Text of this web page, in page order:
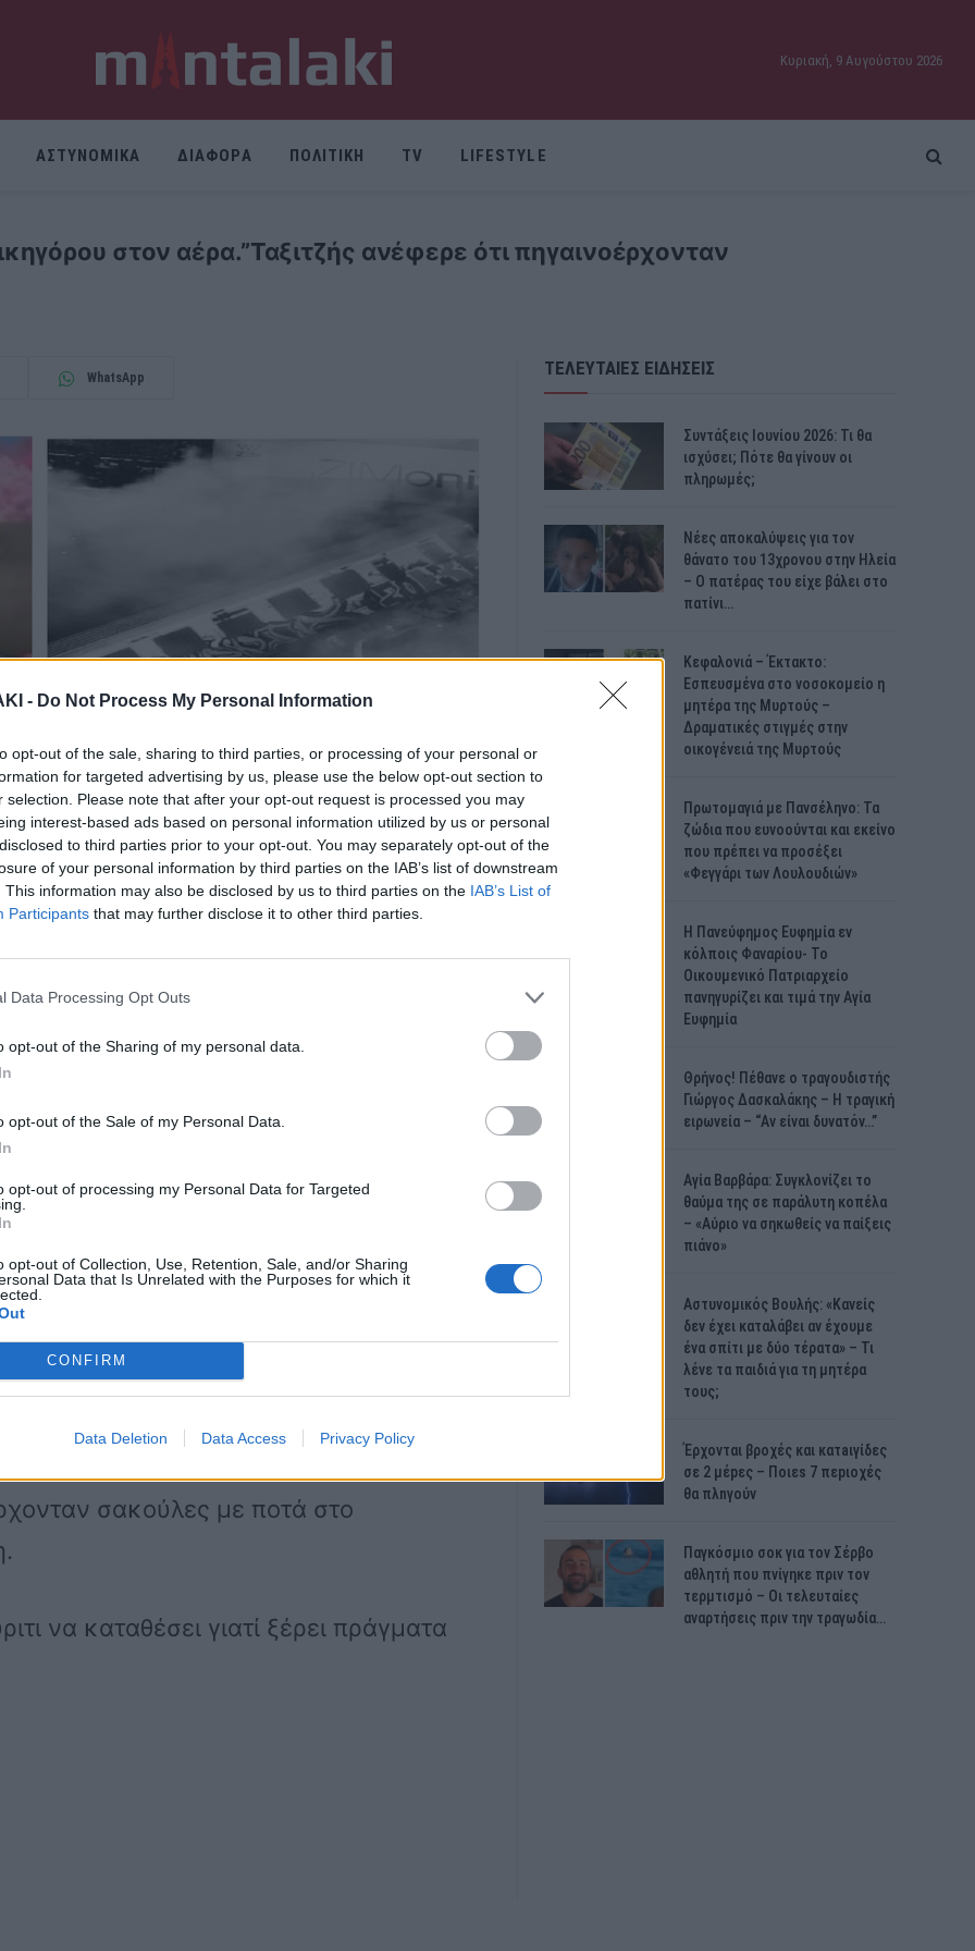
- Do Not Process My Personal Information
opt-out of the sale, sharing to third parties, or processing of your personal or
for targeted advertising by us, please use the below opt-out section to
selection. Please note that after your opt-out request is processed you may
interest-based ads based on personal information utilized by us or personal
to third parties prior to your opt-out. You may separately opt-out of the
of your personal information by third parties on the IAB’s list of downstream
This information may also be disclosed by us to third parties on the IAB’s List of
Participants that may further disclose it to other third parties.
Data Processing Opt Outs
opt-out of the Sharing of my personal data.
opt-out of the Sale of my Personal Data.
opt-out of processing my Personal Data for Targeted
opt-out of Collection, Use, Retention, Sale, and/or Sharing
Data that Is Unrelated with the Purposes for which it
CONFIRM
Data Deletion Data Access Privacy Policy
Κυριακή, 9 Αυγούστου 2026
ΑΣΤΥΝΟΜΙΚΑ ΔΙΑΦΟΡΑ ΠΟΛΙΤΙΚΗ TV LIFESTYLE
στον αέρα.”Ταξιτζής ανέφερε ότι πηγαινοέρχονταν
WhatsApp
του πολυτραυματία ,που ακόμη
των τρένων στα Τέμπη ,
“Σούπερ Κατερίνα”.
σε περαιτέρω αποκαλύψεις στον
που ασκούσε το προσωπικό ,τα
σουρωμένοι” μου είπαν» ανέφερε ο
σακούλες με ποτά στο
να καταθέσει γιατί ξέρει πράγματα
ΤΕΛΕΥΤΑΙΕΣ ΕΙΔΗΣΕΙΣ
Συντάξεις Ιουνίου 2026: Τι θα
ισχύσει; Πότε θα γίνουν οι
πληρωμές;
Νέες αποκαλύψεις για τον
θάνατο του 13χρονου στην Ηλεία
– Ο πατέρας του είχε βάλει στο
πατίνι…
Κεφαλονιά – Έκτακτο:
Εσπευσμένα στο νοσοκομείο η
μητέρα της Μυρτούς –
Δραματικές στιγμές στην
οικογένειά της Μυρτούς
Πρωτομαγιά με Πανσέληνο: Τα
ζώδια που ευνοούνται και εκείνο
που πρέπει να προσέξει
«Φεγγάρι των Λουλουδιών»
H Πανεύφημος Ευφημία εν
κόλποις Φαναρίου- Το
Οικουμενικό Πατριαρχείο
πανηγυρίζει και τιμά την Αγία
Ευφημία
Θρήνος! Πέθανε ο τραγουδιστής
Γιώργος Δασκαλάκης – Η τραγική
ειρωνεία – “Αν είναι δυνατόν…”
Αγία Βαρβάρα: Συγκλονίζει το
θαύμα της σε παράλυτη κοπέλα
– «Αύριο να σηκωθείς να παίξεις
πιάνο»
Αστυνομικός Bουλής: «Κανείς
δεν έχει καταλάβει αν έχουμε
ένα σπίτι με δύο τέρατα» – Τι
λένε τα παιδιά για τη μητέρα
τους;
Έρχονται βροχές και κατaιγίδες
σε 2 μέpες – Ποιεs 7 πεpιοχές
θα πλnγούν
Παγκόσμιο σοκ για τον Σέρβο
αθλητή που πνίγηκε πριν τον
τερμτισμό – Οι τελευταίες
αναρτήσεις πριν την τραγωδία…